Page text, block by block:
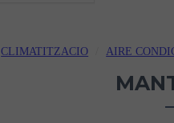
CLIMATITZACIO AIRE